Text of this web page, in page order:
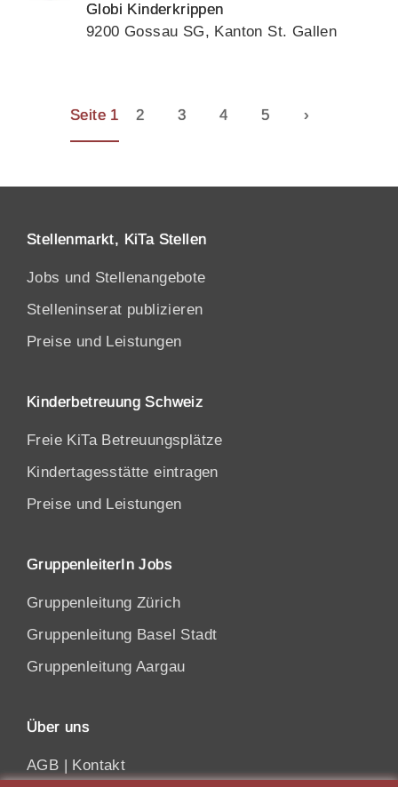
Globi Kinderkrippen
9200 Gossau SG, Kanton St. Gallen
Seite 1 2 3 4 5 ›
Stellenmarkt, KiTa Stellen
Jobs und Stellenangebote
Stelleninserat publizieren
Preise und Leistungen
Kinderbetreuung Schweiz
Freie KiTa Betreuungsplätze
Kindertagesstätte eintragen
Preise und Leistungen
GruppenleiterIn Jobs
Gruppenleitung Zürich
Gruppenleitung Basel Stadt
Gruppenleitung Aargau
Über uns
AGB Kontakt